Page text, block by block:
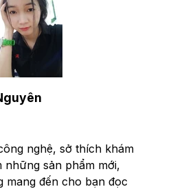
nghệ, sở thích khám
những sản phẩm mới,
mang đến cho bạn đọc